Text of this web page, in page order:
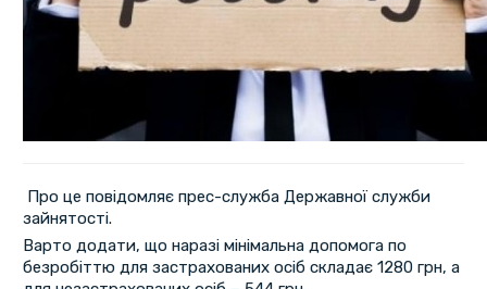
Про це повідомляє прес-служба Державної служби
зайнятості.
Варто додати, що наразі мінімальна допомога по
безробіттю для застрахованих осіб складає 1280 грн, а